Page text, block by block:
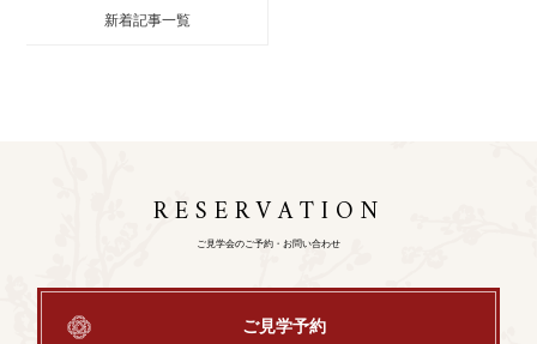
新着記事一覧
RESERVATION
ご見学会のご予約・お問い合わせ
ご見学予約